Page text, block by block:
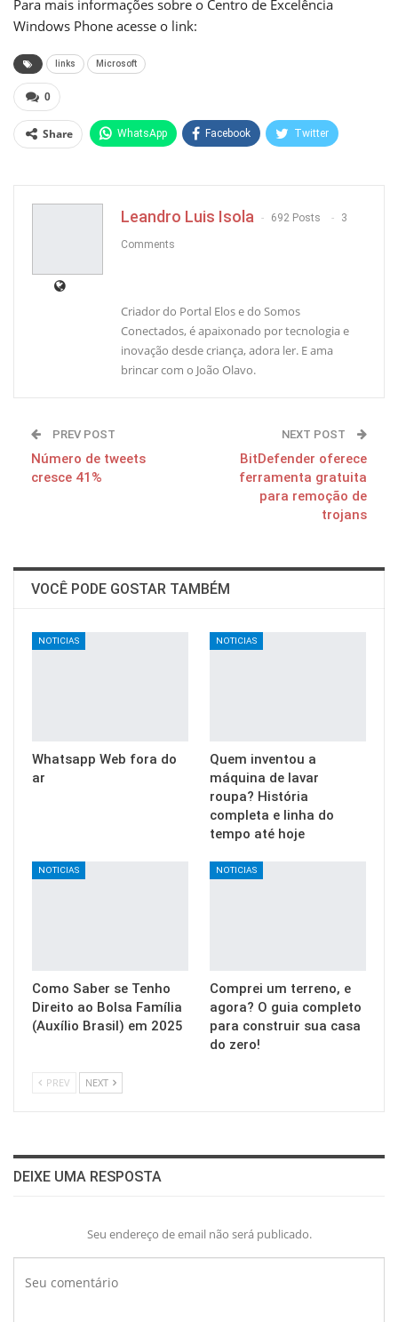
Para mais informações sobre o Centro de Excelência
Windows Phone acesse o link:
links Microsoft
0
Share WhatsApp Facebook Twitter
Leandro Luis Isola 692 Posts 3
Comments
Criador do Portal Elos e do Somos
Conectados, é apaixonado por tecnologia e
inovação desde criança, adora ler. E ama
brincar com o João Olavo.
PREV POST
Número de tweets
cresce 41%
NEXT POST
BitDefender oferece
ferramenta gratuita
para remoção de
trojans
VOCÊ PODE GOSTAR TAMBÉM
NOTICIAS
Whatsapp Web fora do
ar
NOTICIAS
Quem inventou a
máquina de lavar
roupa? História
completa e linha do
tempo até hoje
NOTICIAS
Como Saber se Tenho
Direito ao Bolsa Família
(Auxílio Brasil) em 2025
NOTICIAS
Comprei um terreno, e
agora? O guia completo
para construir sua casa
do zero!
PREV NEXT
DEIXE UMA RESPOSTA
Seu endereço de email não será publicado.